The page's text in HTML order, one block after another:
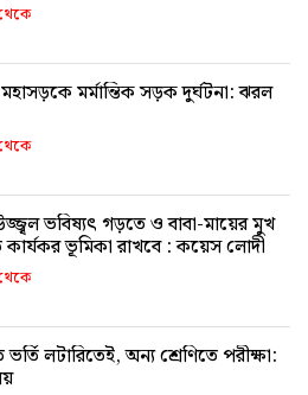
মর্মান্তিক সড়ক দুর্ঘটনা: ঝরল
উজ্জ্বল ভবিষ্যৎ গড়তে ও বাবা-মায়ের মুখ
ভূমিকা রাখবে : কয়েস লোদী
ভর্তি লটারিতেই, অন্য শ্রেণিতে পরীক্ষা: